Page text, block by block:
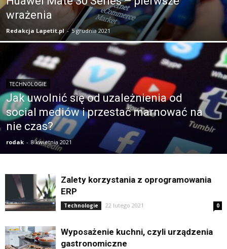
wrażenia
Redakcja Lapetit.pl - 5 grudnia 2021
TECHNOLOGIE
Jak uwolnić się od uzależnienia od
social mediów i przestać marnować na
nie czas?
rodak - 8 kwietnia 2021
Zalety korzystania z oprogramowania
ERP
Technologie 22 lutego 2021 0
Wyposażenie kuchni, czyli urządzenia
gastronomiczne